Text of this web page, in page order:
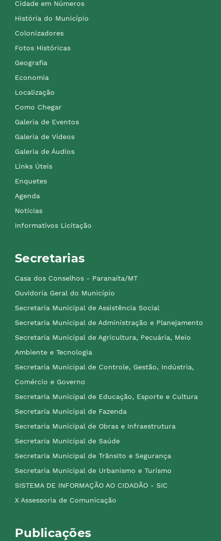
Cidade em Números
História do Município
Colonizadores
Fotos Históricas
Geografia
Economia
Localização
Como Chegar
Galeria de Eventos
Galeria de Vídeos
Galeria de Áudios
Links Úteis
Enquetes
Agenda
Notícias
Informativos Licitação
Secretarias
Casa dos Conselhos - Paranaíta/MT
Ouvidoria Geral do Município
Secretaria Municipal de Assistência Social
Secretaria Municipal de Administração e Planejamento
Secretaria Municipal de Agricultura, Pecuária, Meio
Ambiente e Tecnologia
Secretaria Municipal de Controle, Gestão, Indústria,
Comércio e Governo
Secretaria Municipal de Educação, Esporte e Cultura
Secretaria Municipal de Fazenda
Secretaria Municipal de Obras e Infraestrutura
Secretaria Municipal de Saúde
Secretaria Municipal de Trânsito e Segurança
Secretaria Municipal de Urbanismo e Turismo
SISTEMA DE INFORMAÇÃO AO CIDADÃO - SIC
X Assessoria de Comunicação
Publicações